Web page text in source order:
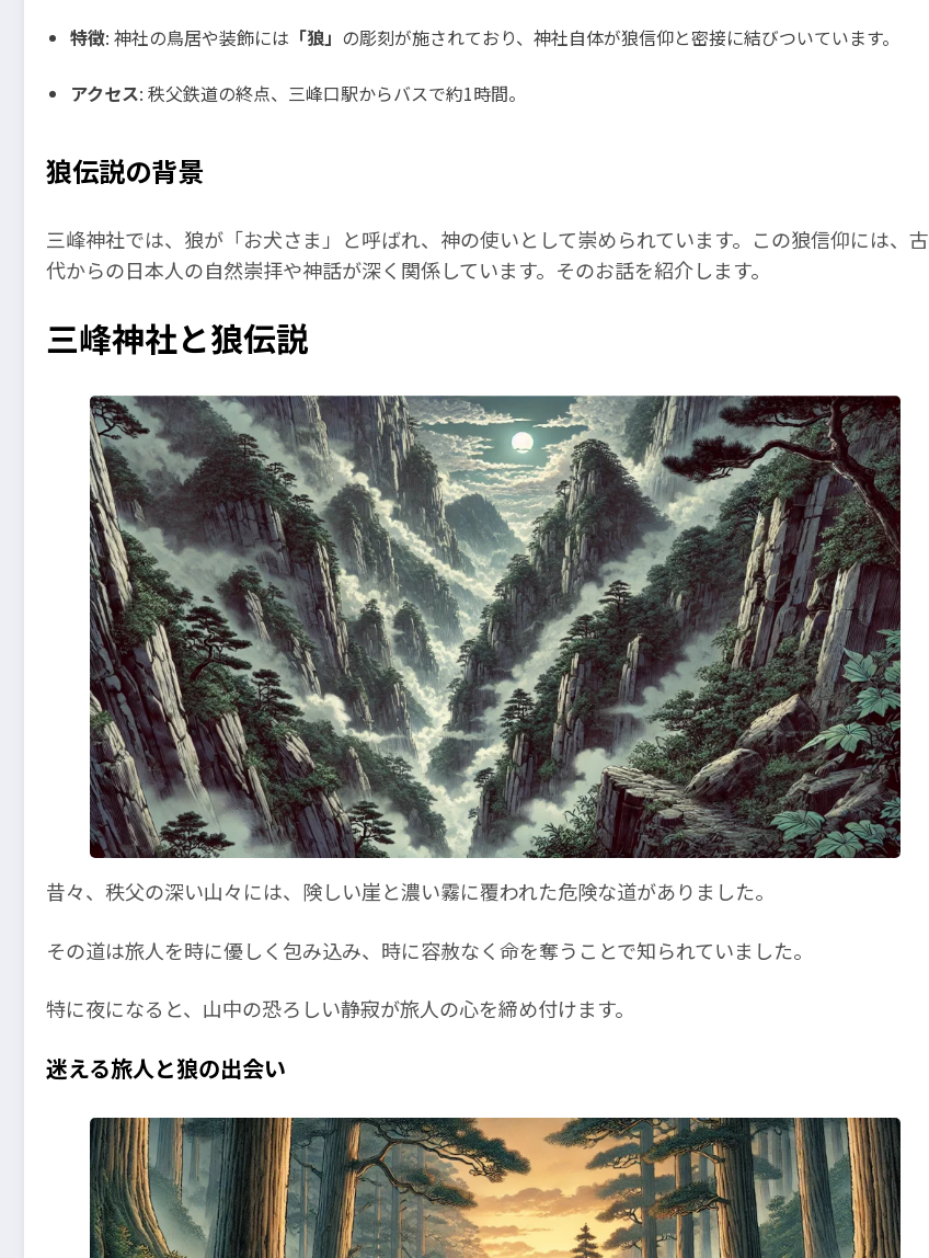
特徴: 神社の鳥居や装飾には 「狼」 の彫刻が施されており、神社自体が狼信仰と密接に結びついています。
アクセス: 秩父鉄道の終点、三峰口駅からバスで約1時間。
狼伝説の背景
三峰神社では、狼が「お犬さま」と呼ばれ、神の使いとして崇められています。この狼信仰には、古
代からの日本人の自然崇拝や神話が深く関係しています。そのお話を紹介します。
三峰神社と狼伝説
昔々、秩父の深い山々には、険しい崖と濃い霧に覆われた危険な道がありました。
その道は旅人を時に優しく包み込み、時に容赦なく命を奪うことで知られていました。
特に夜になると、山中の恐ろしい静寂が旅人の心を締め付けます。
迷える旅人と狼の出会い